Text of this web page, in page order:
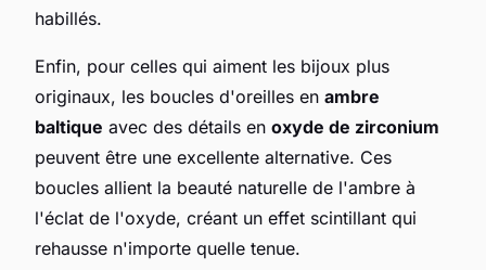
habillés.
Enfin, pour celles qui aiment les bijoux plus
originaux, les boucles d'oreilles en ambre
baltique avec des détails en oxyde de zirconium
peuvent être une excellente alternative. Ces
boucles allient la beauté naturelle de l'ambre à
l'éclat de l'oxyde, créant un effet scintillant qui
rehausse n'importe quelle tenue.